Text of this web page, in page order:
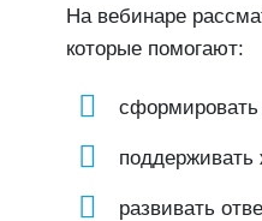
На вебинаре
которые помогают:
сформировать
поддерживать
развивать